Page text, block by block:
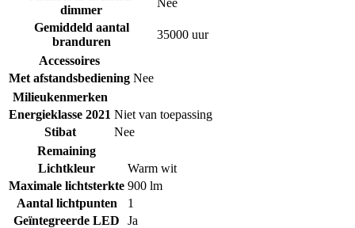
dimmer
Nee
Gemiddeld aantal
branduren
35000 uur
Accessoires
Met afstandsbediening Nee
Milieukenmerken
Energieklasse 2021 Niet van toepassing
Stibat
Nee
Remaining
Lichtkleur
Warm wit
Maximale lichtsterkte 900 lm
Aantal lichtpunten
1
Geïntegreerde LED
Ja